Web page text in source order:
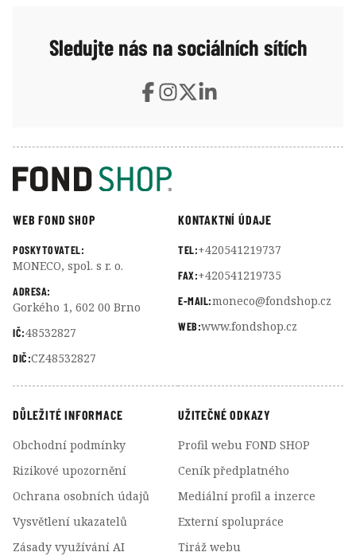
Sledujte nás na sociálních sítích
WEB FOND SHOP
POSKYTOVATEL:
MONECO, spol. s r. o.
ADRESA:
Gorkého 1, 602 00 Brno
IČ:48532827
DIČ:CZ48532827
KONTAKTNÍ ÚDAJE
TEL:+420541219737
FAX:+420541219735
E-MAIL:moneco@fondshop.cz
WEB:www.fondshop.cz
DŮLEŽITÉ INFORMACE
Obchodní podmínky
Rizikové upozornění
Ochrana osobních údajů
Vysvětlení ukazatelů
Zásady využívání AI
UŽITEČNÉ ODKAZY
Profil webu FOND SHOP
Ceník předplatného
Mediální profil a inzerce
Externí spolupráce
Tiráž webu